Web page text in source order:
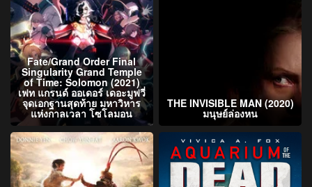
Fate/Grand Order Final
Singularity Grand Temple
of Time: Solomon (2021)
เฟท แกรนด์ ออเดอร์ เดอะมูฟวี่
จุดเอกฐานสุดท้าย มหาวิหาร
แห่งกาลเวลา โซโลมอน
THE INVISIBLE MAN (2020)
มนุษย์ล่องหน